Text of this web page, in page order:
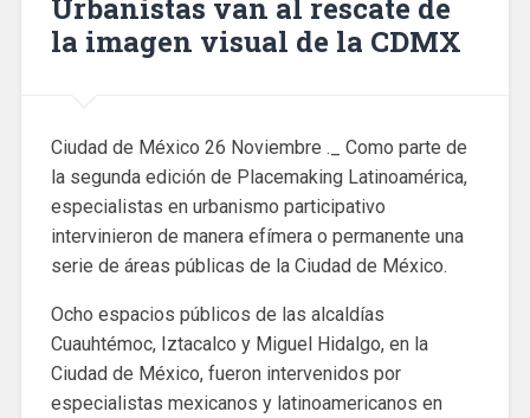
Urbanistas van al rescate de
la imagen visual de la CDMX
Ciudad de México 26 Noviembre ._ Como parte de
la segunda edición de Placemaking Latinoamérica,
especialistas en urbanismo participativo
intervinieron de manera efímera o permanente una
serie de áreas públicas de la Ciudad de México.
Ocho espacios públicos de las alcaldías
Cuauhtémoc, Iztacalco y Miguel Hidalgo, en la
Ciudad de México, fueron intervenidos por
especialistas mexicanos y latinoamericanos en